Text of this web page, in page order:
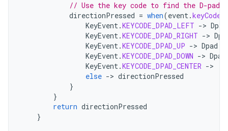
// Use the key code to find the D-pad
directionPressed = when(event.keyCode
KeyEvent.KEYCODE_DPAD_LEFT -> Dpad
KeyEvent.KEYCODE_DPAD_RIGHT ->
KeyEvent.KEYCODE_DPAD_UP -> Dpad
KeyEvent.KEYCODE_DPAD_DOWN -> Dpad
KeyEvent.KEYCODE_DPAD_CENTER ->
else -> directionPressed
}
}
return directionPressed
}